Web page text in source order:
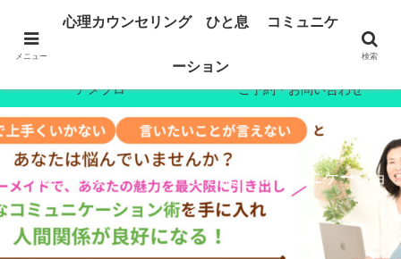
心理カウンセリング ひと息 コミュニケーショ
ン
ホーム プロフィール
心理カウンセリング
アメブロ ご予約・お問い合わせ
メニュー
心理カウンセリング ひと息 コミュニケ
ーション
検索